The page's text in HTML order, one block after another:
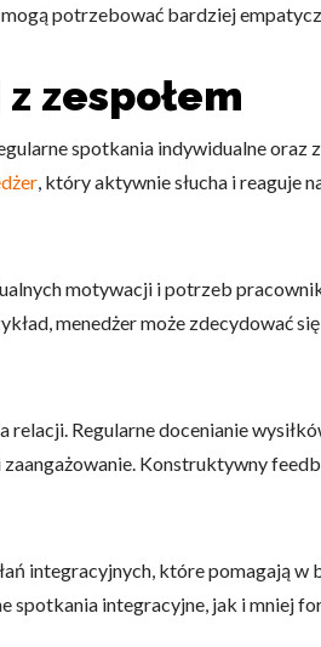
potrzebować bardziej
zespołem
spotkania indywidualne
, który aktywnie słucha i reaguje
motywacji i potrzeb
menedżer może zdecydować
Regularne docenianie
zaangażowanie. Konstruktywny
integracyjnych, które pomagają
integracyjne, jak i mniej
internetowych zrozumieć, w jaki
użytkowników na stronach
użytkowników i tym samym
klasyfikowania, wraz z